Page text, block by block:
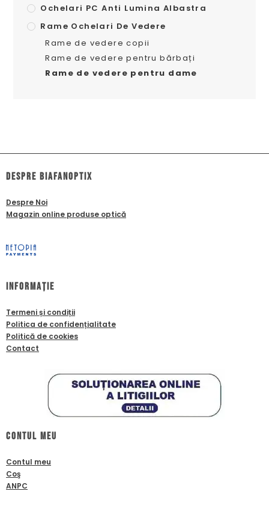
Ochelari PC Anti Lumina Albastra
Rame Ochelari De Vedere
Rame de vedere copii
Rame de vedere pentru bărbați
Rame de vedere pentru dame
dESPRE biafanoptix
Despre Noi
Magazin online produse optică
Informație
Termeni și condiții
Politica de confidențialitate
Politică de cookies
Contact
Contul meu
Contul meu
Coş
ANPC